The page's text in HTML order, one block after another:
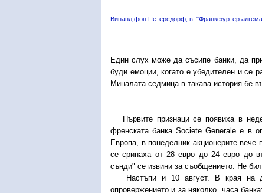
Винанд фон Петерсдорф, в. "Франкфуртер
Един слух може да съсипе банки, да
буди емоции, когато е убедителен и се
Миналата седмица в такава история бе
Първите признаци се появиха в
френската банка Societe Generale е в
Европа, в понеделник акционерите
се сринаха от 28 евро до 24 евро до
сънди" се извини за съобщението. Не
Настъпи и 10 август. В края на
опровержението и за няколко часа